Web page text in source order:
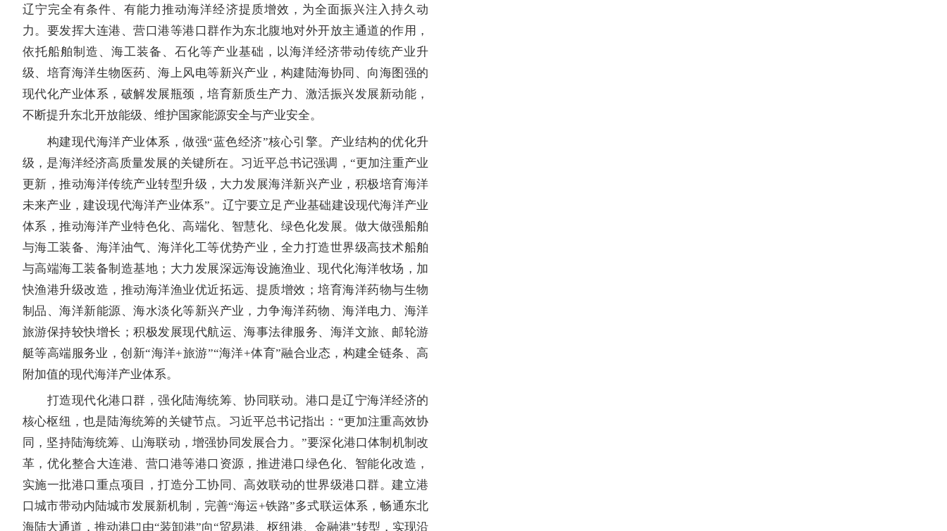
辽宁完全有条件、有能力推动海洋经济提质增效，为全面振兴注入持久动
力。要发挥大连港、营口港等港口群作为东北腹地对外开放主通道的作用，
依托船舶制造、海工装备、石化等产业基础，以海洋经济带动传统产业升
级、培育海洋生物医药、海上风电等新兴产业，构建陆海协同、向海图强的
现代化产业体系，破解发展瓶颈，培育新质生产力、激活振兴发展新动能，
不断提升东北开放能级、维护国家能源安全与产业安全。
构建现代海洋产业体系，做强“蓝色经济”核心引擎。产业结构的优化升
级，是海洋经济高质量发展的关键所在。习近平总书记强调，“更加注重产业
更新，推动海洋传统产业转型升级，大力发展海洋新兴产业，积极培育海洋
未来产业，建设现代海洋产业体系”。辽宁要立足产业基础建设现代海洋产业
体系，推动海洋产业特色化、高端化、智慧化、绿色化发展。做大做强船舶
与海工装备、海洋油气、海洋化工等优势产业，全力打造世界级高技术船舶
与高端海工装备制造基地；大力发展深远海设施渔业、现代化海洋牧场，加
快渔港升级改造，推动海洋渔业优近拓远、提质增效；培育海洋药物与生物
制品、海洋新能源、海水淡化等新兴产业，力争海洋药物、海洋电力、海洋
旅游保持较快增长；积极发展现代航运、海事法律服务、海洋文旅、邮轮游
艇等高端服务业，创新“海洋+旅游”“海洋+体育”融合业态，构建全链条、高
附加值的现代海洋产业体系。
打造现代化港口群，强化陆海统筹、协同联动。港口是辽宁海洋经济的
核心枢纽，也是陆海统筹的关键节点。习近平总书记指出：“更加注重高效协
同，坚持陆海统筹、山海联动，增强协同发展合力。”要深化港口体制机制改
革，优化整合大连港、营口港等港口资源，推进港口绿色化、智能化改造，
实施一批港口重点项目，打造分工协同、高效联动的世界级港口群。建立港
口城市带动内陆城市发展新机制，完善“海运+铁路”多式联运体系，畅通东北
海陆大通道，推动港口由“装卸港”向“贸易港、枢纽港、金融港”转型，实现沿